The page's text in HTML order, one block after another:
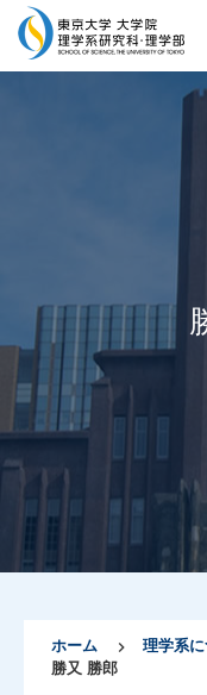
ホーム 理学系
勝又 勝郎